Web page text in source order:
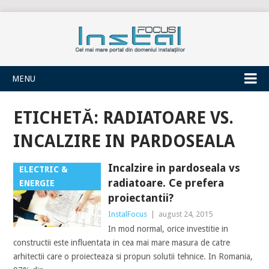
INSTALFOCUS
MENU
ETICHETĂ: RADIATOARE VS.
INCALZIRE IN PARDOSEALA
ELECTRIC &
ENERGIE
Incalzire in pardoseala vs
radiatoare. Ce prefera
proiectantii?
InstalFocus august 24, 2015
In mod normal, orice investitie in
constructii este influentata in cea mai mare masura de catre
arhitectii care o proiecteaza si propun solutii tehnice. In Romania,